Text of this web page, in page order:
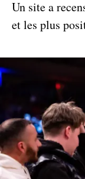
Un site a
et les plus